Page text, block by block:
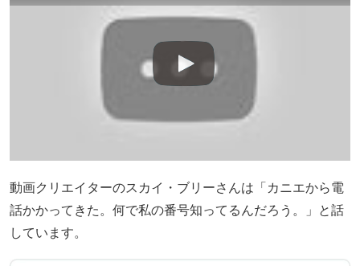
動画クリエイターのスカイ・ブリーさんは「カニエから電
話かかってきた。何で私の番号知ってるんだろう。」と話
しています。